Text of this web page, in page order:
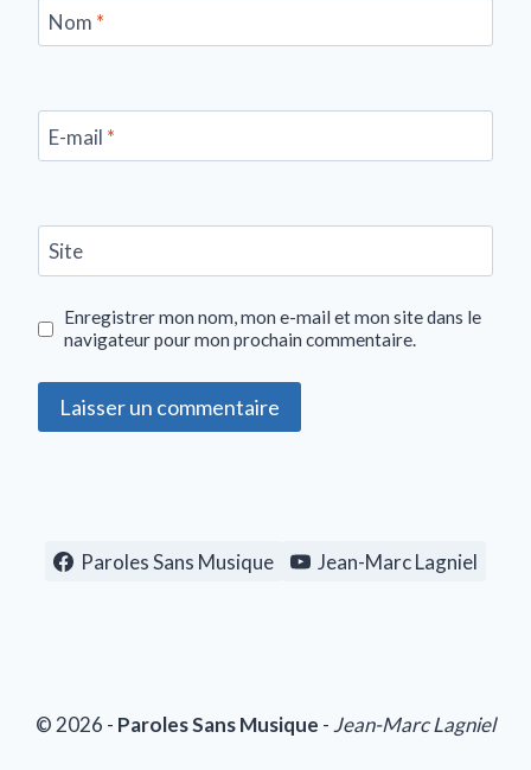
Nom *
E-mail *
Site
Enregistrer mon nom, mon e-mail et mon site dans le
navigateur pour mon prochain commentaire.
Paroles Sans Musique Jean-Marc Lagniel
© 2026 - Paroles Sans Musique -Jean-Marc Lagniel